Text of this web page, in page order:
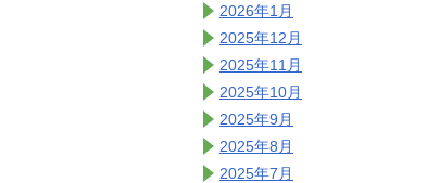
2026年1月
2025年12月
2025年11月
2025年10月
2025年9月
2025年8月
2025年7月